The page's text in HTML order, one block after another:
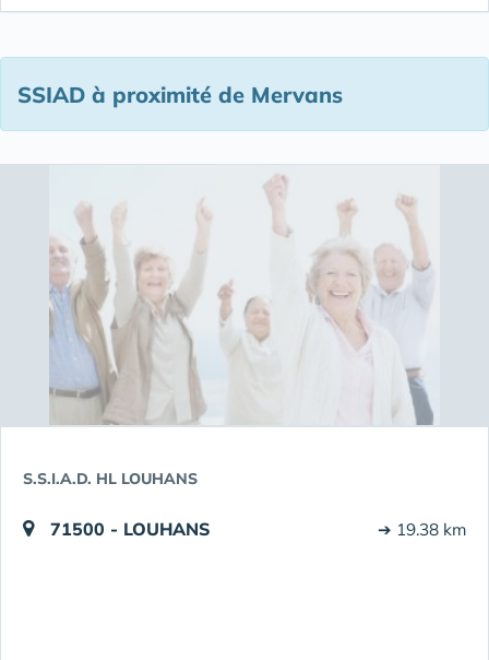
SSIAD à proximité de Mervans
S.S.I.A.D. HL LOUHANS
71500 - LOUHANS ➔ 19.38 km